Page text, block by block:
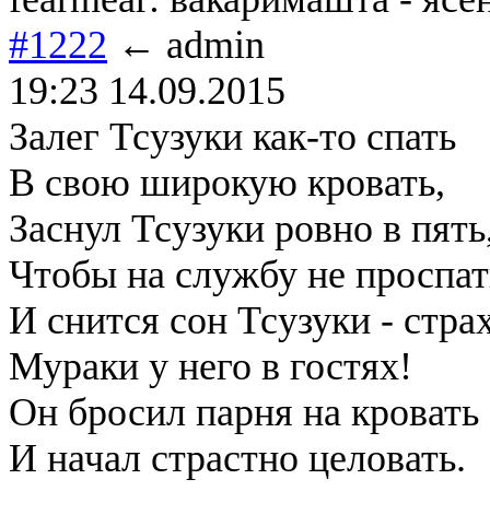
#1222 ← admin
19:23 14.09.2015
Залег Тсузуки как-то спать
В свою широкую кровать,
Заснул Тсузуки ровно в
Чтобы на службу не
И снится сон Тсузуки -
Мураки у него в гостях!
Он бросил парня на кровать
И начал страстно целовать.